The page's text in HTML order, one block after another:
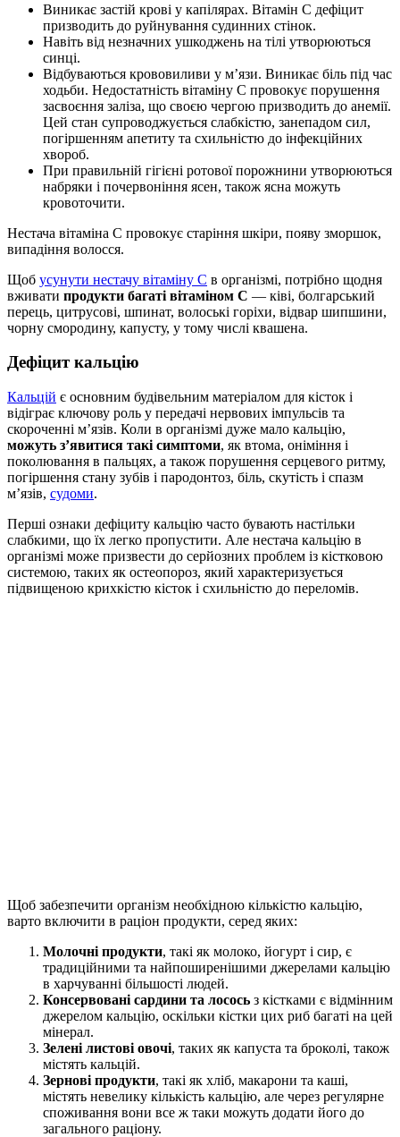
Виникає застій крові у капілярах. Вітамін С дефіцит
призводить до руйнування судинних стінок.
Навіть від незначних ушкоджень на тілі утворюються
синці.
Відбуваються крововиливи у м’язи. Виникає біль під час
ходьби. Недостатність вітаміну С провокує порушення
засвоєння заліза, що своєю чергою призводить до анемії.
Цей стан супроводжується слабкістю, занепадом сил,
погіршенням апетиту та схильністю до інфекційних
хвороб.
При правильній гігієні ротової порожнини утворюються
набряки і почервоніння ясен, також ясна можуть
кровоточити.
Нестача вітаміна С провокує старіння шкіри, появу зморшок,
випадіння волосся.
Щоб усунути нестачу вітаміну С в організмі, потрібно щодня
вживати продукти багаті вітаміном С — ківі, болгарський
перець, цитрусові, шпинат, волоські горіхи, відвар шипшини,
чорну смородину, капусту, у тому числі квашена.
Дефіцит кальцію
Кальцій є основним будівельним матеріалом для кісток і
відіграє ключову роль у передачі нервових імпульсів та
скороченні м’язів. Коли в організмі дуже мало кальцію,
можуть з’явитися такі симптоми, як втома, оніміння і
поколювання в пальцях, а також порушення серцевого ритму,
погіршення стану зубів і пародонтоз, біль, скутість і спазм
мʼязів, судоми.
Перші ознаки дефіциту кальцію часто бувають настільки
слабкими, що їх легко пропустити. Але нестача кальцію в
організмі може призвести до серйозних проблем із кістковою
системою, таких як остеопороз, який характеризується
підвищеною крихкістю кісток і схильністю до переломів.
Щоб забезпечити організм необхідною кількістю кальцію,
варто включити в раціон продукти, серед яких:
Молочні продукти, такі як молоко, йогурт і сир, є
традиційними та найпоширенішими джерелами кальцію
в харчуванні більшості людей.
Консервовані сардини та лосось з кістками є відмінним
джерелом кальцію, оскільки кістки цих риб багаті на цей
мінерал.
Зелені листові овочі, таких як капуста та броколі, також
містять кальцій.
Зернові продукти, такі як хліб, макарони та каші,
містять невелику кількість кальцію, але через регулярне
споживання вони все ж таки можуть додати його до
загального раціону.